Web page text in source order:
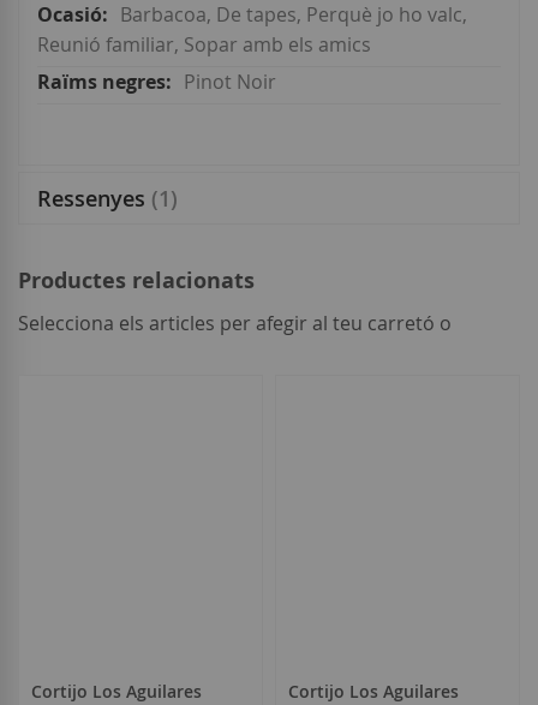
Barbacoa, De tapes, Perquè jo ho valc,
Reunió familiar, Sopar amb els amics
Pinot Noir
Ressenyes 1
Productes relacionats
Selecciona els articles per afegir al teu carretó o
Cortijo Los Aguilares
Cortijo Los Aguilares